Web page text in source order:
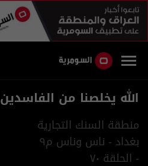
الله يخلصنا من الفاسدين
منطقة السنك التجارية
بغداد - ناس وناس م٩
- الحلقة ٧٠